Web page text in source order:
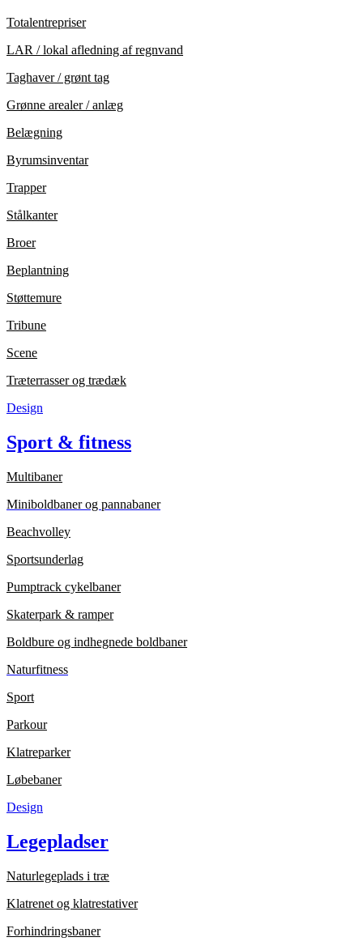
Totalentrepriser
LAR / lokal afledning af regnvand
Taghaver / grønt tag
Grønne arealer / anlæg
Belægning
Byrumsinventar
Trapper
Stålkanter
Broer
Beplantning
Støttemure
Tribune
Scene
Træterrasser og trædæk
Design
Sport & fitness
Multibaner
Miniboldbaner og pannabaner
Beachvolley
Sportsunderlag
Pumptrack cykelbaner
Skaterpark & ramper
Boldbure og indhegnede boldbaner
Naturfitness
Sport
Parkour
Klatreparker
Løbebaner
Design
Legepladser
Naturlegeplads i træ
Klatrenet og klatrestativer
Forhindringsbaner